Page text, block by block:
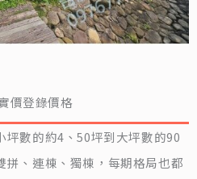
價登錄價格
數的約4、50坪到大坪數的90
、連棟、獨棟，每期格局也都